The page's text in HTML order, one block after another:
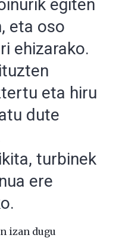
egiten
eta oso
ehizarako.
eta hiru
dute
turbinek
ere
izan dugu